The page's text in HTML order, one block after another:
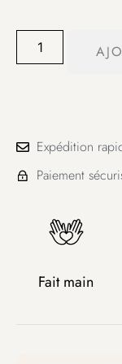
Expédition
Paiement
Fait main